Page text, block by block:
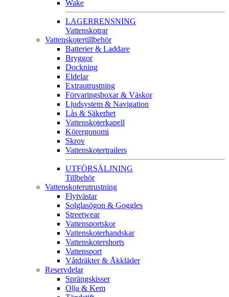
Wake
LAGERRENSNING
Vattenskotrar
Vattenskotertillbehör
Batterier & Laddare
Bryggor
Dockning
Eldelar
Extrautrustning
Förvaringsboxar & Väskor
Ljudsystem & Navigation
Lås & Säkerhet
Vattenskoterkapell
Körergonomi
Skrov
Vattenskotertrailers
UTFÖRSÄLJNING
Tillbehör
Vattenskoterutrustning
Flytvästar
Solglasögon & Goggles
Streetwear
Vattensportskor
Vattenskoterhandskar
Vattenskotershorts
Vattensport
Våtdräkter & Åkkläder
Reservdelar
Sprängskisser
Olja & Kem